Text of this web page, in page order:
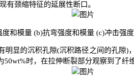
有颈缩特征的延展性断口。
度和模量 (b)抗弯强度和模量 (c)冲击强度
明显的沉积孔隙(沉积路径之间的孔隙)
50wt%时，在拉伸断裂部分观察到了纤